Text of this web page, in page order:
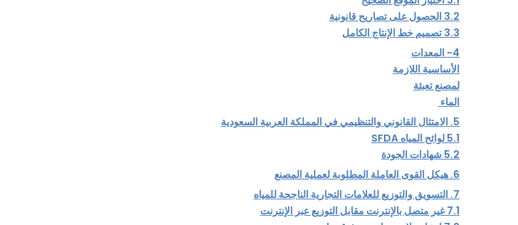
3.2 الحصول على تصاريح قانونية
3.3 تصميم خط الإنتاج الكامل
4- المعدات
الأساسية اللازمة
لمصنعتعبئة
الماء
5. الامتثال القانوني والتنظيمي في المملكة العربية السعودية
5.1 لوائح المياه SFDA
5.2 شهادات الجودة
6. هيكل القوى العاملة المطلوبة لعملية المصنع
7. التسويق والتوزيع للعلامات التجارية الناجحة للمياه
7.1 غير متصل بالإنترنت مقابل التوزيع عبر الإنترنت